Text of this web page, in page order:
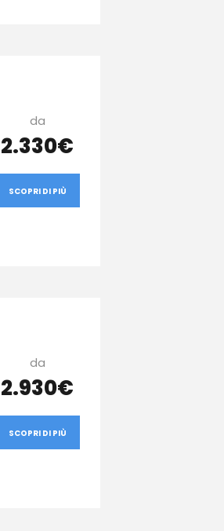
da
2.330€
SCOPRI DI PIÙ
da
2.930€
SCOPRI DI PIÙ